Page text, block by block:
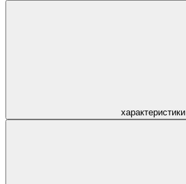
характеристики